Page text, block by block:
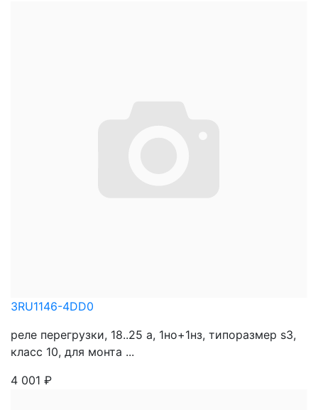
3RU1146-4DD0
реле перегрузки, 18..25 a, 1нo+1нз, типоразмер s3,
класс 10, для монта ...
4 001 ₽